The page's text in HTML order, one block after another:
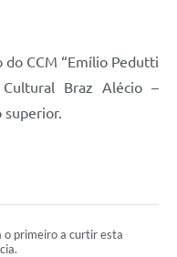
do CCM “Emílio Pedutti
Braz Alécio –
superior.
o primeiro a curtir esta